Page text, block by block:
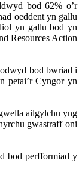
bod 62% o’r
oeddent yn gallu
yn gallu bod yn
Resources Action
bod bwriad i
petai’r Cyngor yn
ailgylchu yng
gwastraff oni
bod perfformiad y